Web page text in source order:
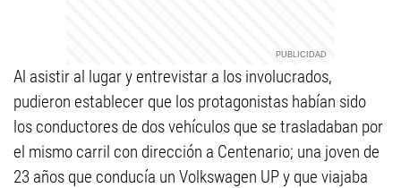
Al asistir al lugar y entrevistar a los involucrados,
pudieron establecer que los protagonistas habían sido
los conductores de dos vehículos que se trasladaban por
el mismo carril con dirección a Centenario; una joven de
23 años que conducía un Volkswagen UP y que viajaba